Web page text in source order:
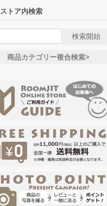
ストア内検索
商品カテゴリー複合検索>